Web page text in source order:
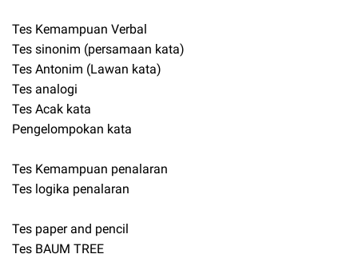
Tes Kemampuan Verbal
Tes sinonim (persamaan kata)
Tes Antonim (Lawan kata)
Tes analogi
Tes Acak kata
Pengelompokan kata
Tes Kemampuan penalaran
Tes logika penalaran
Tes paper and pencil
Tes BAUM TREE